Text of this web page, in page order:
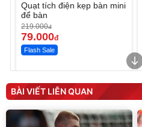
Quạt tích điện kẹp bàn mini
để bàn
219.000đ
79.000đ
Flash Sale
Máy ép chậm trái cây
Elmich JEE 1855OL
3.000.000đ
2.143.650đ
BÀI VIẾT LIÊN QUAN